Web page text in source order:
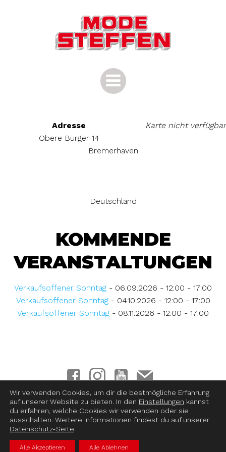
Inhalt
springen
Karte nicht verfügbar
Adresse
Obere Bürger 14
Bremerhaven
Deutschland
KOMMENDE
VERANSTALTUNGEN
Verkaufsoffener Sonntag - 06.09.2026 - 12:00 - 17:00
Verkaufsoffener Sonntag- 04.10.2026 - 12:00 - 17:00
Verkaufsoffener Sonntag - 08.11.2026 - 12:00 - 17:00
Impressum|Datenschutz |Haftungsausschluss |AGB &
Datenschutzhinweise|Wderrufsbelehrung
Wir verwenden Cookies, um dir die bestmögliche Erfahrung
auf unserer Website zu bieten. In den Einstellungen kannst
du erfahren, welche Cookies wir verwenden oder sie
ausschalten. Weitere Informationen findest du auf unserer
Datenschutz-Seite.
Alle Akzeptieren Alle Ablehnen